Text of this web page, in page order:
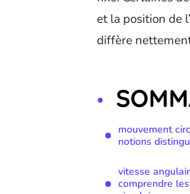
et la position de
diffère
mouvement
notions
vitesse
comprendre